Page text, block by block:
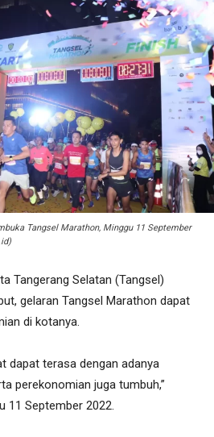
Tangsel Marathon, Minggu 11 September
Tangerang Selatan (Tangsel)
gelaran Tangsel Marathon dapat
di kotanya.
dapat terasa dengan adanya
perekonomian juga tumbuh,”
11 September 2022.